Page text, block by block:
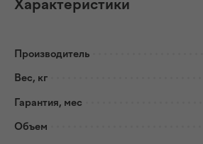
Характеристики
Производитель
Вес, кг
Гарантия, мес
Объем